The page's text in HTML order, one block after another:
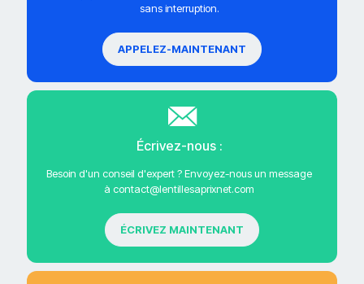
sans interruption.
APPELEZ-MAINTENANT
Écrivez-nous :
Besoin d'un conseil d'expert ? Envoyez-nous un message
à contact@lentillesaprixnet.com
ÉCRIVEZ MAINTENANT